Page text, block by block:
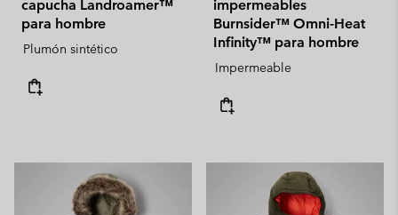
capucha Landroamer™
para hombre
Plumón sintético
impermeables
Burnsider™ Omni-Heat
Infinity™ para hombre
Impermeable